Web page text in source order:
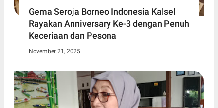
Gema Seroja Borneo Indonesia Kalsel
Rayakan Anniversary Ke-3 dengan Penuh
Keceriaan dan Pesona
November 21, 2025